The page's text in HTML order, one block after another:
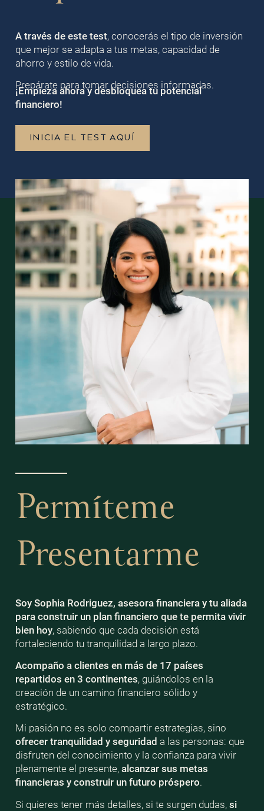
A través de este test, conocerás el tipo de inversión
que mejor se adapta a tus metas, capacidad de
ahorro y estilo de vida.
Prepárate para tomar decisiones informadas.
¡Empieza ahora y desbloquea tu potencial
financiero!
INICIA EL TEST AQUÍ
Permíteme
Presentarme
Soy Sophia Rodriguez, asesora financiera y tu aliada
para construir un plan financiero que te permita vivir
bien hoy, sabiendo que cada decisión está
fortaleciendo tu tranquilidad a largo plazo.
Acompaño a clientes en más de 17 países
repartidos en 3 continentes, guiándolos en la
creación de un camino financiero sólido y
estratégico.
Mi pasión no es solo compartir estrategias, sino
ofrecer tranquilidad y seguridad a las personas: que
disfruten del conocimiento y la confianza para vivir
plenamente el presente, alcanzar sus metas
financieras y construir un futuro próspero.
Si quieres tener más detalles, si te surgen dudas, si